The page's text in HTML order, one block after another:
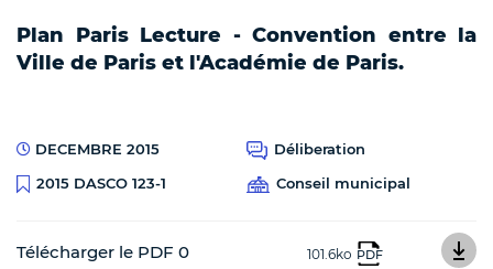
Plan Paris Lecture - Convention entre la
Ville de Paris et l'Académie de Paris.
DECEMBRE 2015
Déliberation
2015 DASCO 123-1
Conseil municipal
Télécharger le PDF 0 101.6ko PDF